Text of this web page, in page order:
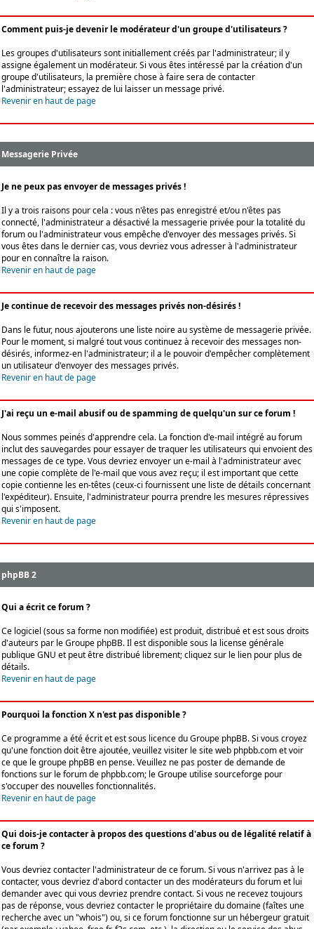
Comment puis-je devenir le modérateur d'un groupe d'utilisateurs ?
Les groupes d'utilisateurs sont initiallement créés par l'administrateur; il y
assigne également un modérateur. Si vous êtes intéressé par la création d'un
groupe d'utilisateurs, la première chose à faire sera de contacter
l'administrateur; essayez de lui laisser un message privé.
Revenir en haut de page
Messagerie Privée
Je ne peux pas envoyer de messages privés !
Il y a trois raisons pour cela : vous n'êtes pas enregistré et/ou n'êtes pas
connecté, l'administrateur a désactivé la messagerie privée pour la totalité du
forum ou l'administrateur vous empêche d'envoyer des messages privés. Si
vous êtes dans le dernier cas, vous devriez vous adresser à l'administrateur
pour en connaître la raison.
Revenir en haut de page
Je continue de recevoir des messages privés non-désirés !
Dans le futur, nous ajouterons une liste noire au système de messagerie privée.
Pour le moment, si malgré tout vous continuez à recevoir des messages non-
désirés, informez-en l'administrateur; il a le pouvoir d'empêcher complètement
un utilisateur d'envoyer des messages privés.
Revenir en haut de page
J'ai reçu un e-mail abusif ou de spamming de quelqu'un sur ce forum !
Nous sommes peinés d'apprendre cela. La fonction d'e-mail intégré au forum
inclut des sauvegardes pour essayer de traquer les utilisateurs qui envoient des
messages de ce type. Vous devriez envoyer un e-mail à l'administrateur avec
une copie complète de l'e-mail que vous avez reçu; il est important que cette
copie contienne les en-têtes (ceux-ci fournissent une liste de détails concernant
l'expéditeur). Ensuite, l'administrateur pourra prendre les mesures répressives
qui s'imposent.
Revenir en haut de page
phpBB 2
Qui a écrit ce forum ?
Ce logiciel (sous sa forme non modifiée) est produit, distribué et est sous droits
d'auteurs par leGroupe phpBB. Il est disponible sous la license générale
publique GNU et peut être distribué librement; cliquez sur le lien pour plus de
détails.
Revenir en haut de page
Pourquoi la fonction X n'est pas disponible ?
Ce programme a été écrit et est sous licence du Groupe phpBB. Si vous croyez
qu'une fonction doit être ajoutée, veuillez visiter le site web phpbb.com et voir
ce que le groupe phpBB en pense. Veuillez ne pas poster de demande de
fonctions sur le forum de phpbb.com; le Groupe utilise sourceforge pour
s'occuper des nouvelles fonctionnalités.
Revenir en haut de page
Qui dois-je contacter à propos des questions d'abus ou de légalité relatif à
ce forum ?
Vous devriez contacter l'administrateur de ce forum. Si vous n'arrivez pas à le
contacter, vous devriez d'abord contacter un des modérateurs du forum et lui
demander avec qui vous devriez prendre contact. Si vous ne recevez toujours
pas de réponse, vous devriez contacter le propriétaire du domaine (faîtes une
recherche avec un "whois") ou, si ce forum fonctionne sur un hébergeur gratuit